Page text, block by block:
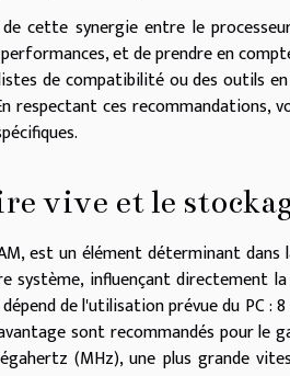
cette synergie entre le
et de prendre en
de compatibilité ou des outils
respectant ces recommandations,
vive et le
est un élément déterminant dans
influençant directement
de l'utilisation prévue du PC :
sont recommandés pour le
(MHz), une plus grande